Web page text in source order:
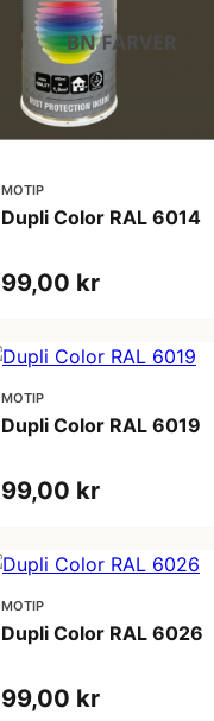
MOTIP
Dupli Color RAL 6014
99,00 kr
MOTIP
Dupli Color RAL 6019
99,00 kr
MOTIP
Dupli Color RAL 6026
99,00 kr